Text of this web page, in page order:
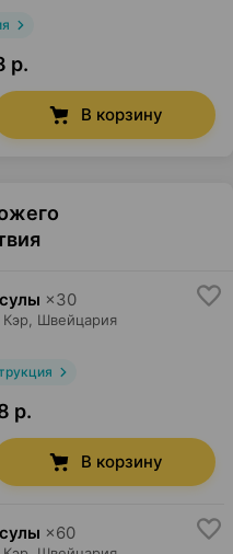
р.
В корзину
×30
, Швейцария
р.
В корзину
×60